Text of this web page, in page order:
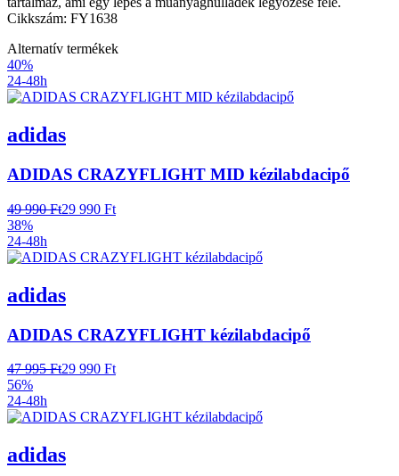
Cikkszám: FY1638
Alternatív termékek
40%
24-48h
adidas
ADIDAS CRAZYFLIGHT MID kézilabdacipő
49 990 Ft29 990 Ft
38%
24-48h
adidas
ADIDAS CRAZYFLIGHT kézilabdacipő
47 995 Ft29 990 Ft
56%
24-48h
adidas